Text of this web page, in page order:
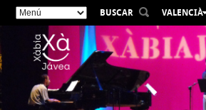
BUSCAR
VALENCIÀ
ESPAÑOL
ENGLISH
DEUTSCH